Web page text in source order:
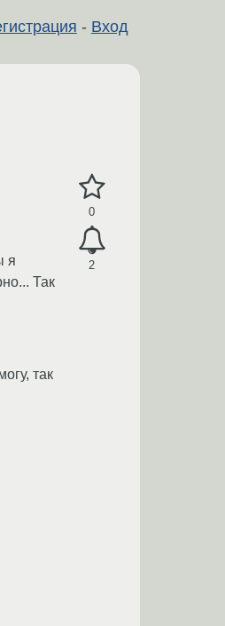
- Вход
0
2
я
Так
так